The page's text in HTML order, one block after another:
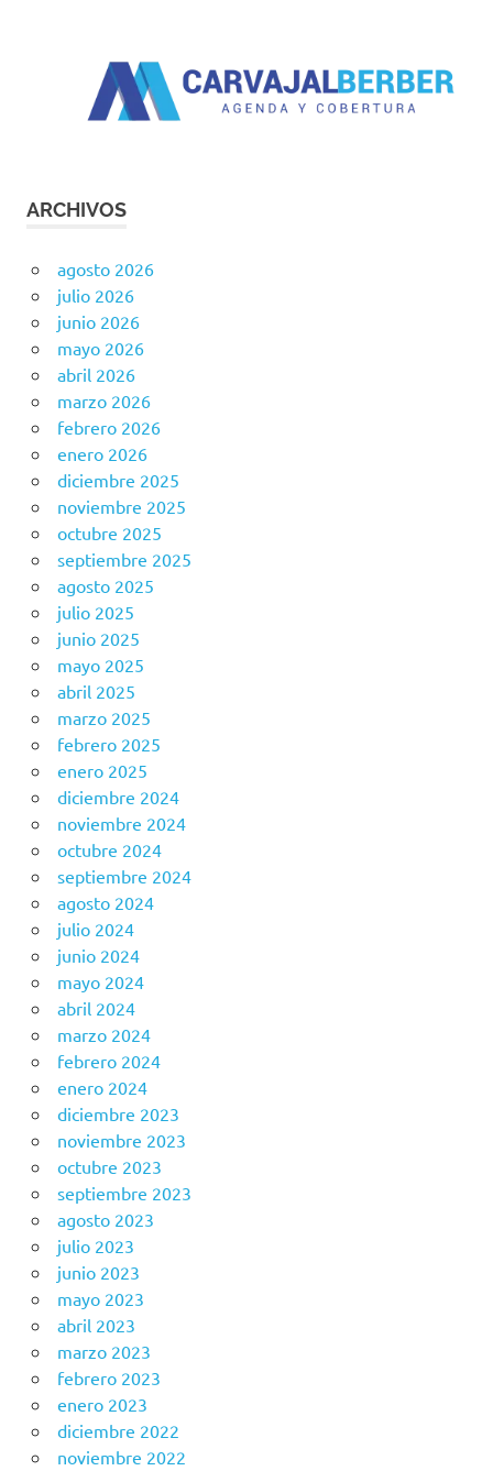
ARCHIVOS
agosto 2026
julio 2026
junio 2026
mayo 2026
abril 2026
marzo 2026
febrero 2026
enero 2026
diciembre 2025
noviembre 2025
octubre 2025
septiembre 2025
agosto 2025
julio 2025
junio 2025
mayo 2025
abril 2025
marzo 2025
febrero 2025
enero 2025
diciembre 2024
noviembre 2024
octubre 2024
septiembre 2024
agosto 2024
julio 2024
junio 2024
mayo 2024
abril 2024
marzo 2024
febrero 2024
enero 2024
diciembre 2023
noviembre 2023
octubre 2023
septiembre 2023
agosto 2023
julio 2023
junio 2023
mayo 2023
abril 2023
marzo 2023
febrero 2023
enero 2023
diciembre 2022
noviembre 2022